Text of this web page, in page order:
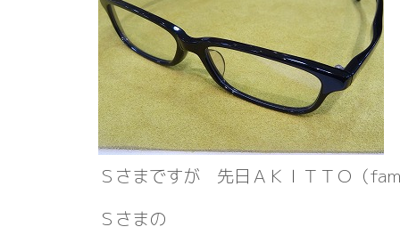
Ｓさまですが 先日ＡＫＩＴＴＯ（
Ｓさまの